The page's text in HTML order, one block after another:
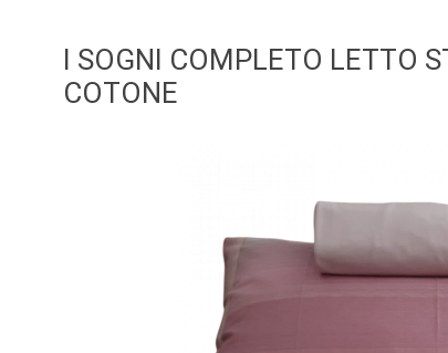
INTIMO
I SOGNI COMPLETO LETTO
COTONE